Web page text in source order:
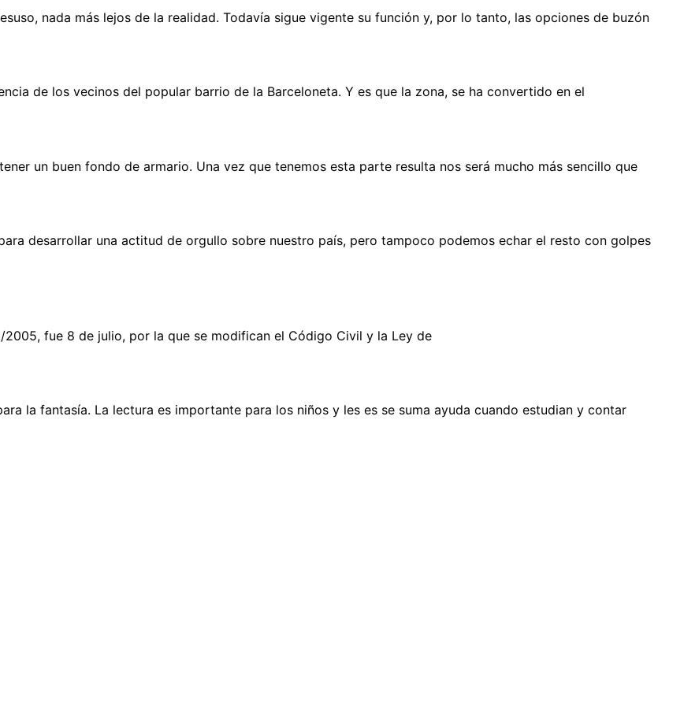
nada más lejos de la realidad. Todavía sigue vigente su función y, por lo tanto, las opciones de buzón
de los vecinos del popular barrio de la Barceloneta. Y es que la zona, se ha convertido en el
un buen fondo de armario. Una vez que tenemos esta parte resulta nos será mucho más sencillo que
desarrollar una actitud de orgullo sobre nuestro país, pero tampoco podemos echar el resto con golpes
fue 8 de julio, por la que se modifican el Código Civil y la Ley de
la fantasía. La lectura es importante para los niños y les es se suma ayuda cuando estudian y contar